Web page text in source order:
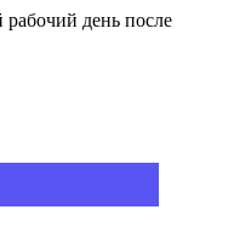
день после